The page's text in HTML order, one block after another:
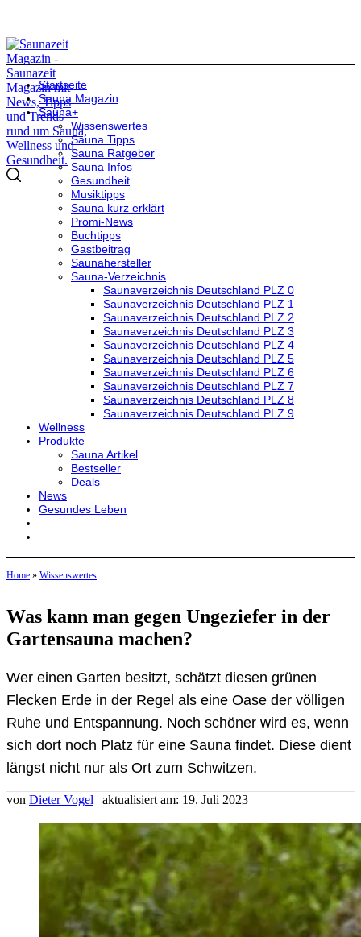
Startseite
Sauna Magazin
Sauna+
Wissenswertes
Sauna Tipps
Sauna Ratgeber
Sauna Infos
Gesundheit
Musiktipps
Sauna kurz erklärt
Promi-News
Buchtipps
Gastbeitrag
Saunahersteller
Sauna-Verzeichnis
Saunaverzeichnis Deutschland PLZ 0
Saunaverzeichnis Deutschland PLZ 1
Saunaverzeichnis Deutschland PLZ 2
Saunaverzeichnis Deutschland PLZ 3
Saunaverzeichnis Deutschland PLZ 4
Saunaverzeichnis Deutschland PLZ 5
Saunaverzeichnis Deutschland PLZ 6
Saunaverzeichnis Deutschland PLZ 7
Saunaverzeichnis Deutschland PLZ 8
Saunaverzeichnis Deutschland PLZ 9
Wellness
Produkte
Sauna Artikel
Bestseller
Deals
News
Gesundes Leben
Home » Wissenswertes
Was kann man gegen Ungeziefer in der
Gartensauna machen?
Wer einen Garten besitzt, schätzt diesen grünen
Flecken Erde in der Regel als eine Oase der völligen
Ruhe und Entspannung. Noch schöner wird es, wenn
sich dort noch Platz für eine Sauna findet. Diese dient
längst nicht nur als Ort zum Schwitzen.
von Dieter Vogel | aktualisiert am: 19. Juli 2023